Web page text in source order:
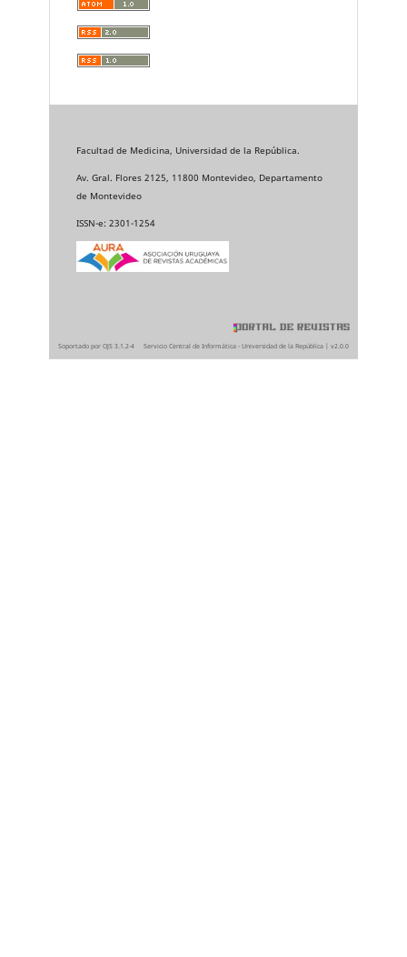
Facultad de Medicina, Universidad de la República.
Av. Gral. Flores 2125, 11800 Montevideo, Departamento
de Montevideo
ISSN-e: 2301-1254
Soportado por OJS 3.1.2-4 Servicio Central de Informática - Universidad de la República | v2.0.0